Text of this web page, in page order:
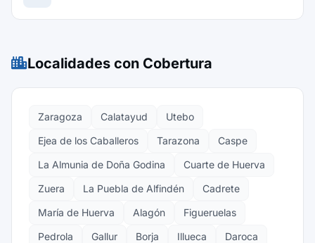
Localidades con Cobertura
Zaragoza Calatayud
Utebo
Ejea de los Caballeros
Tarazona
Caspe
La Almunia de Doña Godina
Cuarte de Huerva
Zuera
La Puebla de Alfindén
Cadrete
María de Huerva
Alagón
Figueruelas
Pedrola
Gallur Borja Illueca
Daroca